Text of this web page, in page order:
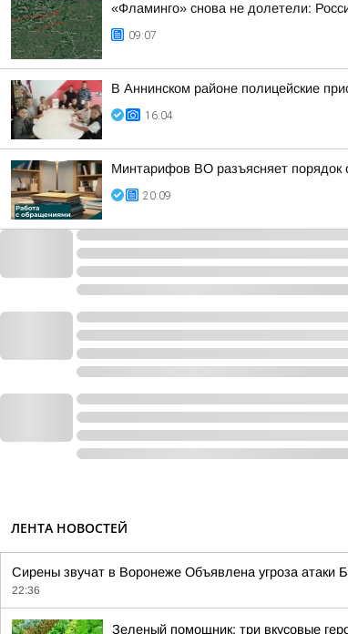
«Фламинго» снова не долетели:
09:07
В Аннинском районе полицейские
16:04
Минтарифов ВО разъясняет порядок
20:09
ЛЕНТА НОВОСТЕЙ
Сирены звучат в Воронеже Объявлена угроза атаки
22:36
Зеленый помощник: три вкусовые